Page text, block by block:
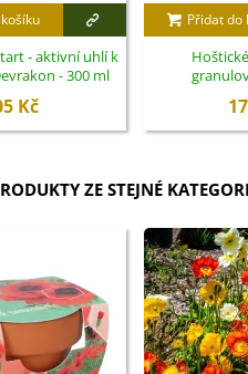
- aktivní uhlí k
- 300 ml
Kč
Přidat do
ZE STEJNÉ